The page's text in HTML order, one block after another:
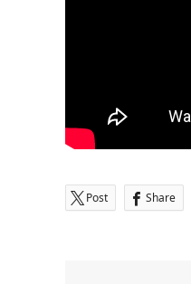
Post Share